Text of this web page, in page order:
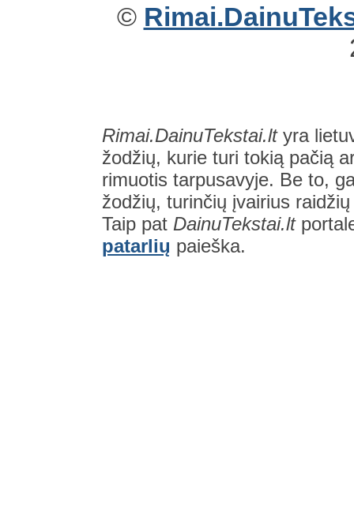
©
Rimai.DainuTekstai.ltyra
žodžių, kurie turi tokią pačią
rimuotis tarpusavyje. Be to,
žodžių, turinčių įvairius
Taip pat DainuTekstai.lt
patarlių paieška.